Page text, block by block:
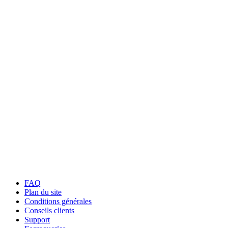
FAQ
Plan du site
Conditions générales
Conseils clients
Support